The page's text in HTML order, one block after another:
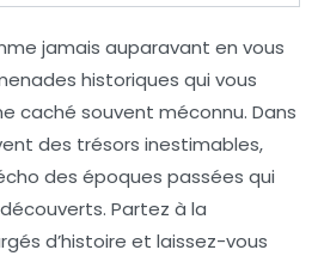
jamais auparavant en vous
historiques qui vous
caché souvent méconnu. Dans
des trésors inestimables,
des époques passées qui
Partez à la
d’histoire et laissez-vous